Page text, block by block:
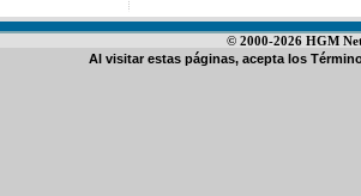
© 2000-2026 HGM
Al visitar estas páginas, acepta los